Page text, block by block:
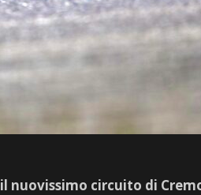
il nuovissimo circuito di